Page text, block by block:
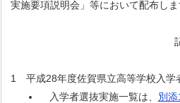
実施要項説明会」等において配布しま
1 平成28年度佐賀県立高等学校入学
入学者選抜実施一覧は、 別